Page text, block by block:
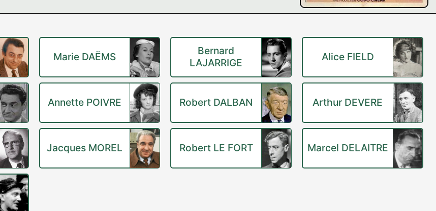
Marie DAËMS
Bernard
LAJARRIGE
Alice FIELD
Annette POIVRE Robert DALBAN Arthur DEVERE
Jacques MOREL Robert LE FORT Marcel DELAITRE